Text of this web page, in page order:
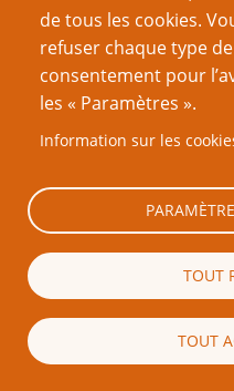
responsabilité du
dynamisme de la
tout le monde
prennent pas part,
ne devrait pouvoir
et comme les
devrait toujours se
remarques. Ces
contradictoires et
automatiquement
un compromis
de tous les cookies.
refuser chaque type
consentement pour
les « Paramètres ».
Information sur les
TOUT
TOUT